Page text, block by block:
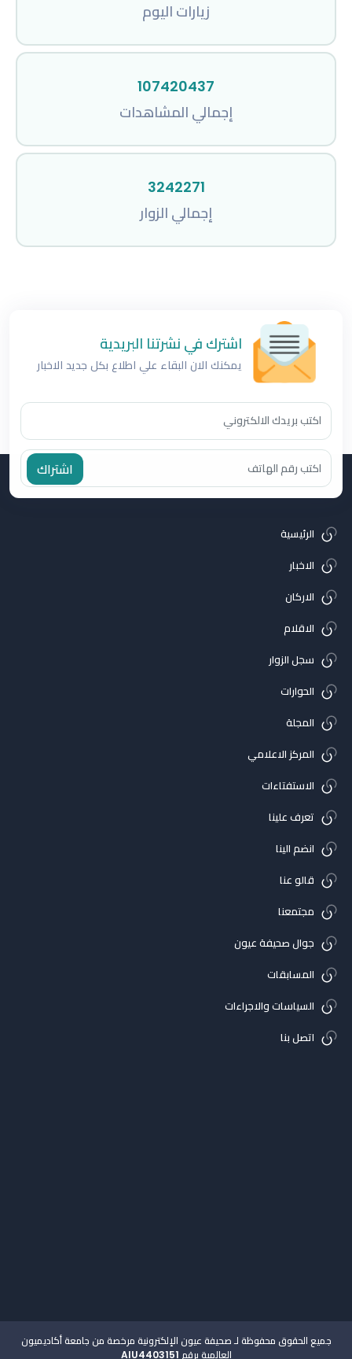
زيارات اليوم
107420437
إجمالي المشاهدات
3242271
إجمالي الزوار
اشترك في نشرتنا البريدية
يمكنك الان البقاء علي اطلاع بكل جديد الاخبار
اشتراك
الرئيسية
الاخبار
الاركان
الاقلام
سجل الزوار
الحوارات
المجلة
المركز الاعلامي
الاستفتاءات
تعرف علينا
انضم الينا
قالو عنا
مجتمعنا
جوال صحيفة عيون
المسابقات
السياسات والاجراءات
اتصل بنا
جميع الحقوق محفوظة لـ صحيفة عيون الإلكترونية مرخصة من جامعة أكاديميون
العالمية برقم AIU4403151